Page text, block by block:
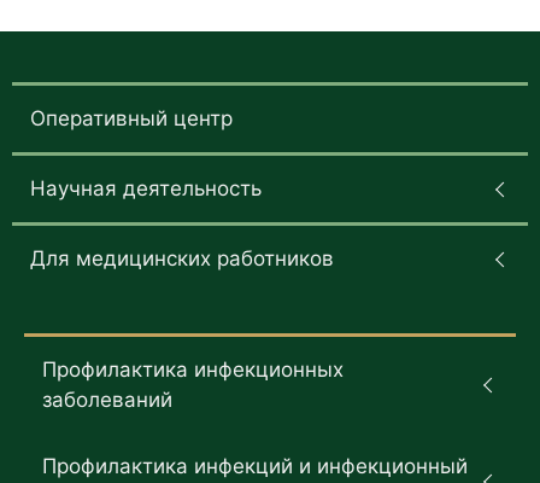
Оперативный центр
Научная деятельность
Для медицинских работников
Профилактика инфекционных
заболеваний
Профилактика инфекций и инфекционный